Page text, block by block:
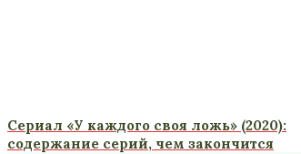
Сериал «У каждого своя ложь» (2020):
содержание серий, чем закончится